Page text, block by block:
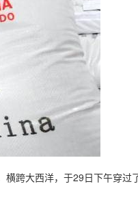
跨大西洋，于29日下午穿